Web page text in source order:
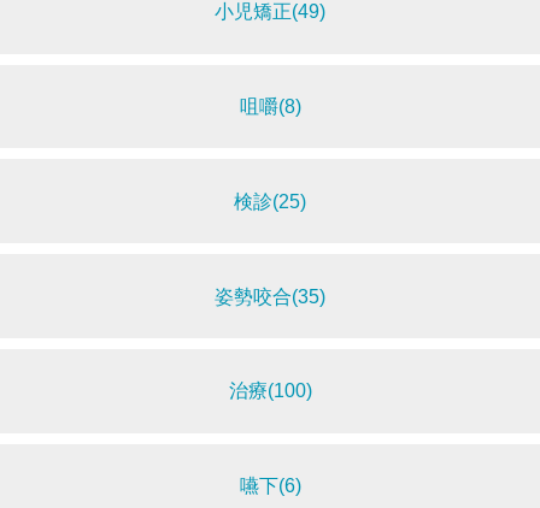
小児矯正(49)
咀嚼(8)
検診(25)
姿勢咬合(35)
治療(100)
嚥下(6)